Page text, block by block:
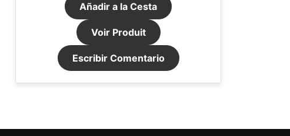
Añadir a la Cesta
Voir Produit
Escribir Comentario